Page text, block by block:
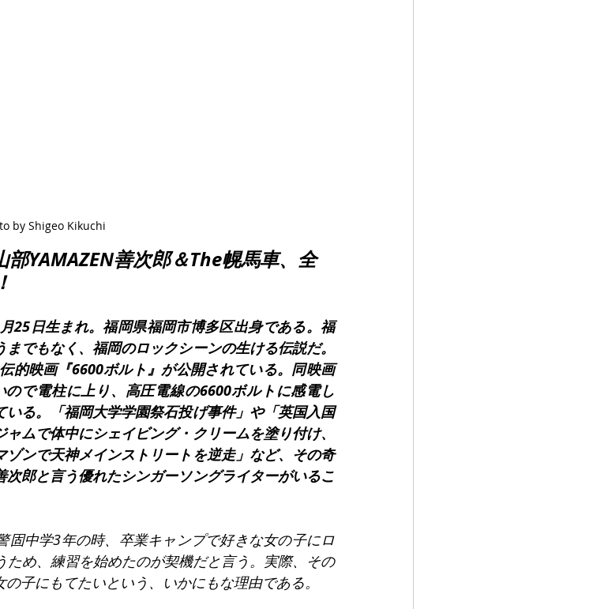
by Shigeo Kikuchi
YAMAZEN善次郎＆The幌馬車、全
25日生まれ。福岡県福岡市博多区出身である。福
でもなく、福岡のロックシーンの生ける伝説だ。
的映画『6600ボルト』が公開されている。同映画
で電柱に上り、高圧電線の6600ボルトに感電し
る。「福岡大学学園祭石投げ事件」や「英国入国
ムで体中にシェイビング・クリームを塗り付け、
ンで天神メインストリートを逆走」など、その奇
郎と言う優れたシンガーソングライターがいるこ
固中学3年の時、卒業キャンプで好きな女の子にロ
ため、練習を始めたのが契機だと言う。実際、その
子にもてたいという、いかにもな理由である。